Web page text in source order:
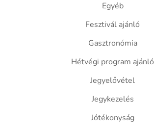
Egyéb
Fesztivál ajánló
Gasztronómia
Hétvégi program ajánló
Jegyelővétel
Jegykezelés
Jótékonyság